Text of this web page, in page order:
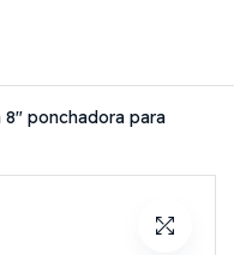
8″ ponchadora para